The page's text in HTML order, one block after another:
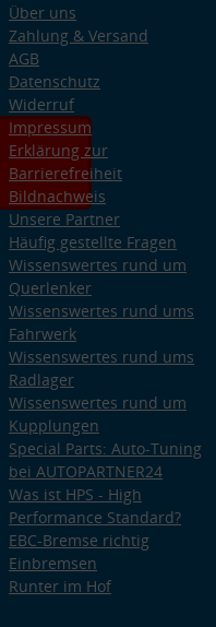
Über uns
Zahlung & Versand
AGB
Datenschutz
Widerruf
Impressum
Erklärung zur
Barrierefreiheit
Bildnachweis
Unsere Partner
Häufig gestellte Fragen
Wissenswertes rund um
Querlenker
Wissenswertes rund ums
Fahrwerk
Wissenswertes rund ums
Radlager
Wissenswertes rund um
Kupplungen
Special Parts: Auto-Tuning
bei AUTOPARTNER24
Was ist HPS - High
Performance Standard?
EBC-Bremse richtig
Einbremsen
Runter im Hof